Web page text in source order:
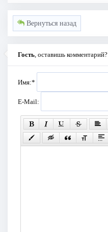
Вернуться назад
Гость, оставишь комментарий?
Имя:*
E-Mail: